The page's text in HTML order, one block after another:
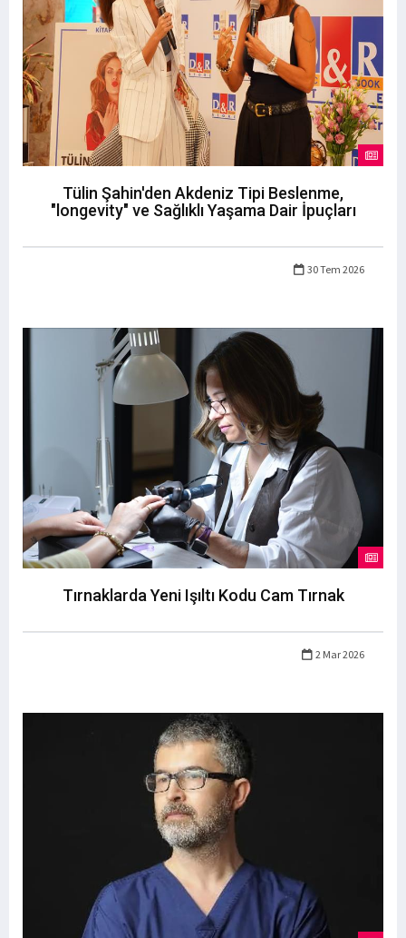
Tülin Şahin'den Akdeniz Tipi Beslenme,
"longevity" ve Sağlıklı Yaşama Dair İpuçları
30 Tem 2026
Tırnaklarda Yeni Işıltı Kodu Cam Tırnak
2 Mar 2026